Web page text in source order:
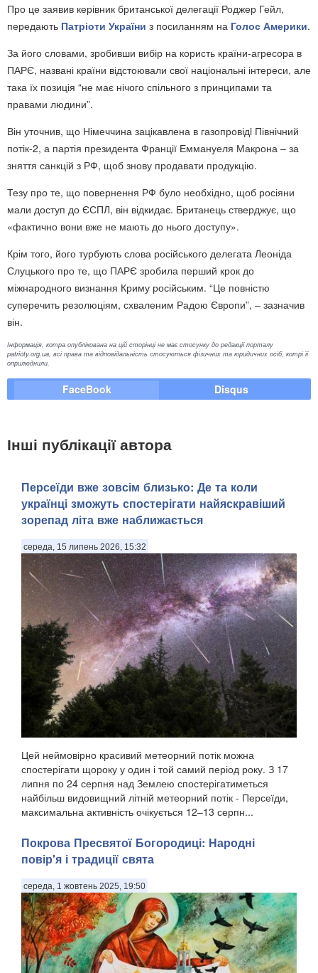
Про це заявив керівник британської делегації Роджер Гейл,
передають Патріоти України з посиланням на Голос Америки.
За його словами, зробивши вибір на користь країни-агресора в
ПАРЄ, названі країни відстоювали свої національні інтереси, але
така їх позиція “не має нічого спільного з принципами та
правами людини”.
Він уточнив, що Німеччина зацікавлена в газопровідi Північний
потік-2, а партія президента Франції Еммануеля Макрона – за
зняття санкцій з РФ, щоб знову продавати продукцію.
Тезу про те, що повернення РФ було необхідно, щоб росіяни
мали доступ до ЄСПЛ, він відкидає. Британець стверджує, що
«фактично вони вже не мають до нього доступу».
Крім того, його турбують слова російського делегата Леоніда
Слуцького про те, що ПАРЄ зробила перший крок до
міжнародного визнання Криму російським. “Це повністю
суперечить резолюціям, схваленим Радою Європи”, – зазначив
він.
Інформація, котра опублікована на цій сторінці не має стосунку до редакції порталу
patrioty.org.ua, всі права та відповідальність стосуються фізичних та юридичних осіб, котрі її
оприлюднили.
FaceBook Disqus
Інші публікації автора
Персеїди вже зовсім близько: Де та коли
українці зможуть спостерігати найяскравіший
зорепад літа вже наближається
середа, 15 липень 2026, 15:32
Цей неймовірно красивий метеорний потік можна
спостерігати щороку у один і той самий період року. З 17
липня по 24 серпня над Землею спостерігатиметься
найбільш видовищний літній метеорний потік - Персеїди,
максимальна активність очікується 12–13 серпн...
Покрова Пресвятої Богородиці: Народні
повір'я і традиції свята
середа, 1 жовтень 2025, 19:50